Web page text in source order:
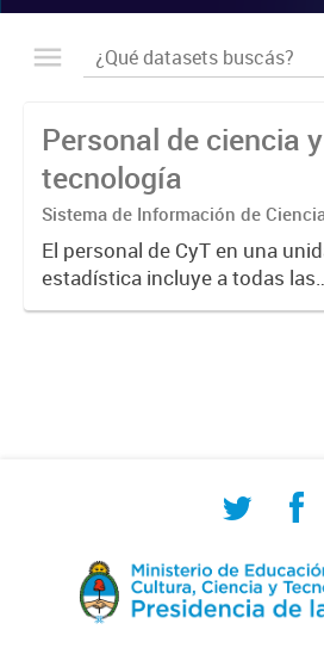
Personal de ciencia y
tecnología
Sistema de Información de
Tecnología Argentino (SICYTAR)
El personal de CyT en una
estadística incluye a todas las
personas involucradas